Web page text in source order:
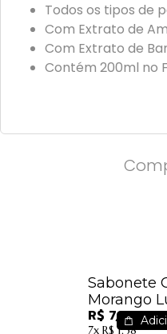
Todos os tipos de
Com Extrato de
Com Extrato de
Contém 200ml no
Sabonete
Morango
200ml -
R$ 7,99
7x R$ 1,38